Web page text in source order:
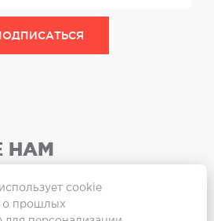
НАМ
cookie
о прошлых